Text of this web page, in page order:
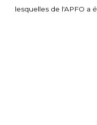
lesquelles de l'APFO a